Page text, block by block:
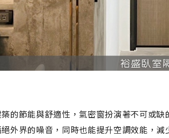
的節能與舒適性，氣密窗扮演著不可或
外界的噪音，同時也能提升空調效能，